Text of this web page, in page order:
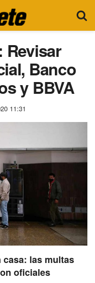
Revisar
Banco
y BBVA
11:31
las multas
oficiales